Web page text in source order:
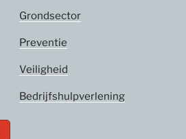
Grondsector
Preventie
Veiligheid
Bedrijfshulpverlening